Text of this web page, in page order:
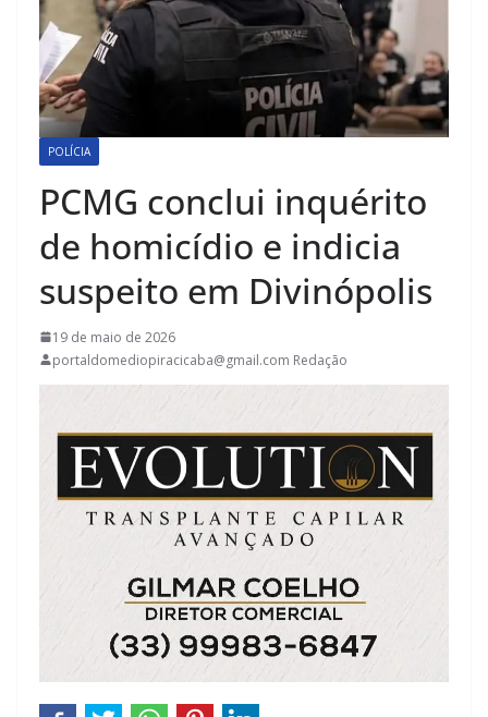
POLÍCIA
PCMG conclui inquérito
de homicídio e indicia
suspeito em Divinópolis
19 de maio de 2026
portaldomediopiracicaba@gmail.com Redação